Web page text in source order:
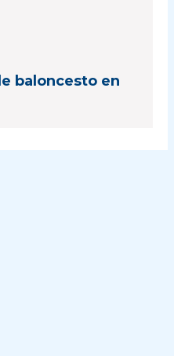
baloncesto en